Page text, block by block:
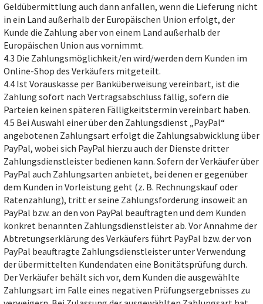
Geldübermittlung auch dann anfallen, wenn die Lieferung nicht
in ein Land außerhalb der Europäischen Union erfolgt, der
Kunde die Zahlung aber von einem Land außerhalb der
Europäischen Union aus vornimmt.
4.3 Die Zahlungsmöglichkeit/en wird/werden dem Kunden im
Online-Shop des Verkäufers mitgeteilt.
4.4 Ist Vorauskasse per Banküberweisung vereinbart, ist die
Zahlung sofort nach Vertragsabschluss fällig, sofern die
Parteien keinen späteren Fälligkeitstermin vereinbart haben.
4.5 Bei Auswahl einer über den Zahlungsdienst „PayPal“
angebotenen Zahlungsart erfolgt die Zahlungsabwicklung über
PayPal, wobei sich PayPal hierzu auch der Dienste dritter
Zahlungsdienstleister bedienen kann. Sofern der Verkäufer über
PayPal auch Zahlungsarten anbietet, bei denen er gegenüber
dem Kunden in Vorleistung geht (z. B. Rechnungskauf oder
Ratenzahlung), tritt er seine Zahlungsforderung insoweit an
PayPal bzw. an den von PayPal beauftragten und dem Kunden
konkret benannten Zahlungsdienstleister ab. Vor Annahme der
Abtretungserklärung des Verkäufers führt PayPal bzw. der von
PayPal beauftragte Zahlungsdienstleister unter Verwendung
der übermittelten Kundendaten eine Bonitätsprüfung durch.
Der Verkäufer behält sich vor, dem Kunden die ausgewählte
Zahlungsart im Falle eines negativen Prüfungsergebnisses zu